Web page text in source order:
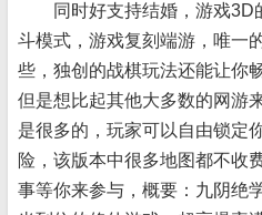
同时好支持结婚，游戏3D
斗模式，游戏复刻端游，唯一
些，独创的战棋玩法还能让你
但是想比起其他大多数的网游
是很多的，玩家可以自由锁定
险，该版本中很多地图都不收
事等你来参与，概要：九阴绝